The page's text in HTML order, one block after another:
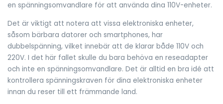
en spänningsomvandlare för att använda dina 110V-enheter.
Det är viktigt att notera att vissa elektroniska enheter,
såsom bärbara datorer och smartphones, har
dubbelspänning, vilket innebär att de klarar både 110V och
220V. I det här fallet skulle du bara behöva en reseadapter
och inte en spänningsomvandlare. Det är alltid en bra idé att
kontrollera spänningskraven för dina elektroniska enheter
innan du reser till ett främmande land.